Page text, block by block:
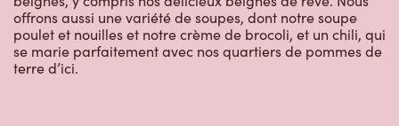
offrons aussi une variété de soupes, dont notre soupe
poulet et nouilles et notre crème de brocoli, et un chili, qui
se marie parfaitement avec nos quartiers de pommes de
terre d’ici.